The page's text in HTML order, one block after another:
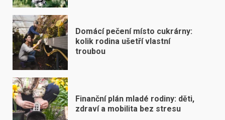
Domácí pečení místo cukrárny:
kolik rodina ušetří vlastní
troubou
Finanční plán mladé rodiny: děti,
zdraví a mobilita bez stresu